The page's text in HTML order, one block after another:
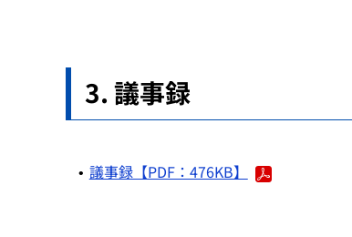
議事録
議事録【PDF：476KB】